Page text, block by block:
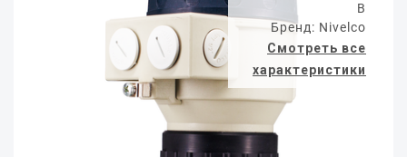
B
Бренд: Nivelco
Смотреть все
характеристики